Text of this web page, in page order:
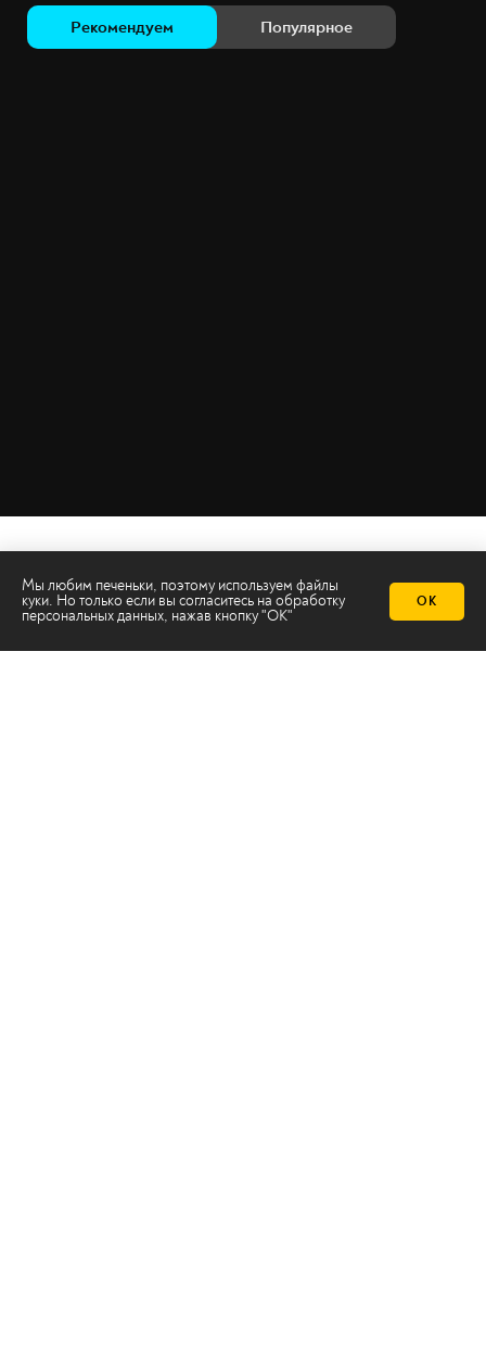
Рекомендуем Популярное
Мы любим печеньки, поэтому используем файлы
куки. Но только если вы согласитесь на обработку
персональных данных, нажав кнопку "ОК"
ОК